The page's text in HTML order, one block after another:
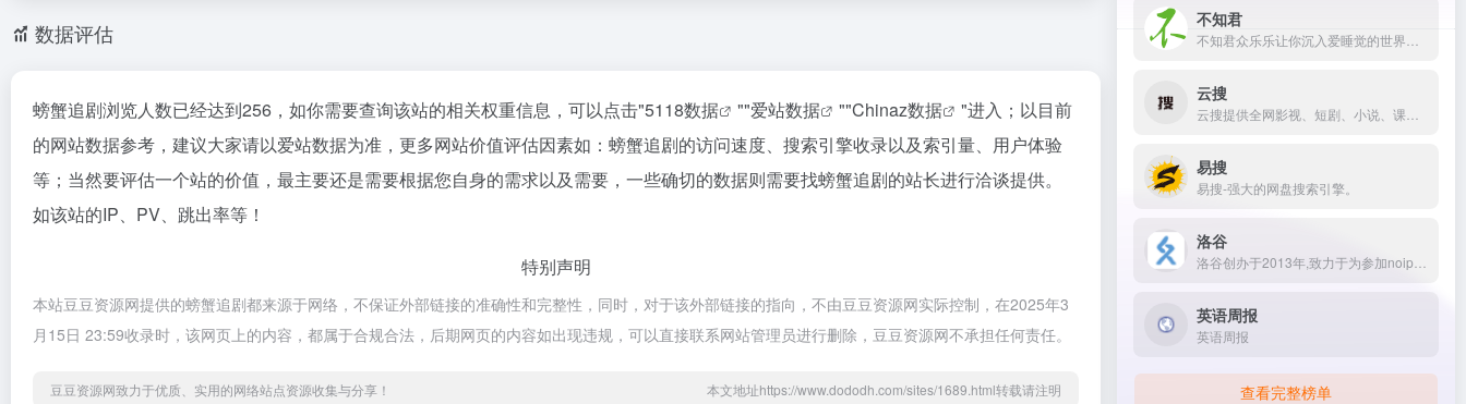
数据评估
螃蟹追剧浏览人数已经达到256，如你需要查询该站的相关权重信息，可以点击"5118数据 ""爱站数据 ""Chinaz数据
"进入；以目前
的网站数据参考，建议大家请以爱站数据为准，更多网站价值评估因素如：螃蟹追剧的访问速度、搜索引擎收录以及索引量、用户体验
等；当然要评估一个站的价值，最主要还是需要根据您自身的需求以及需要，一些确切的数据则需要找螃蟹追剧的站长进行洽谈提供。
如该站的IP、PV、跳出率等！
特别声明
本站豆豆资源网提供的螃蟹追剧都来源于网络，不保证外部链接的准确性和完整性，同时，对于该外部链接的指向，不由豆豆资源网实际控制，在2025年3
月15日 23:59收录时，该网页上的内容，都属于合规合法，后期网页的内容如出现违规，可以直接联系网站管理员进行删除，豆豆资源网不承担任何责任。
豆豆资源网致力于优质、实用的网络站点资源收集与分享！ 本文地址https://www.dododh.com/sites/1689.html转载请注明
不知君
云搜
易搜
易搜-强大的网盘搜索引擎。
洛谷
英语周报
英语周报
查看完整榜单